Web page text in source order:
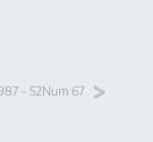
- 52Num 67